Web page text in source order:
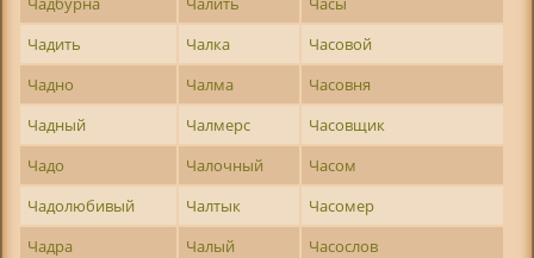
Чадить
Чалка
Часовой
Чадно
Чалма
Часовня
Чадный
Чалмерс
Часовщик
Чадо
Чалочный
Часом
Чадолюбивый
Чалтык
Часомер
Чадра
Чалый
Часослов